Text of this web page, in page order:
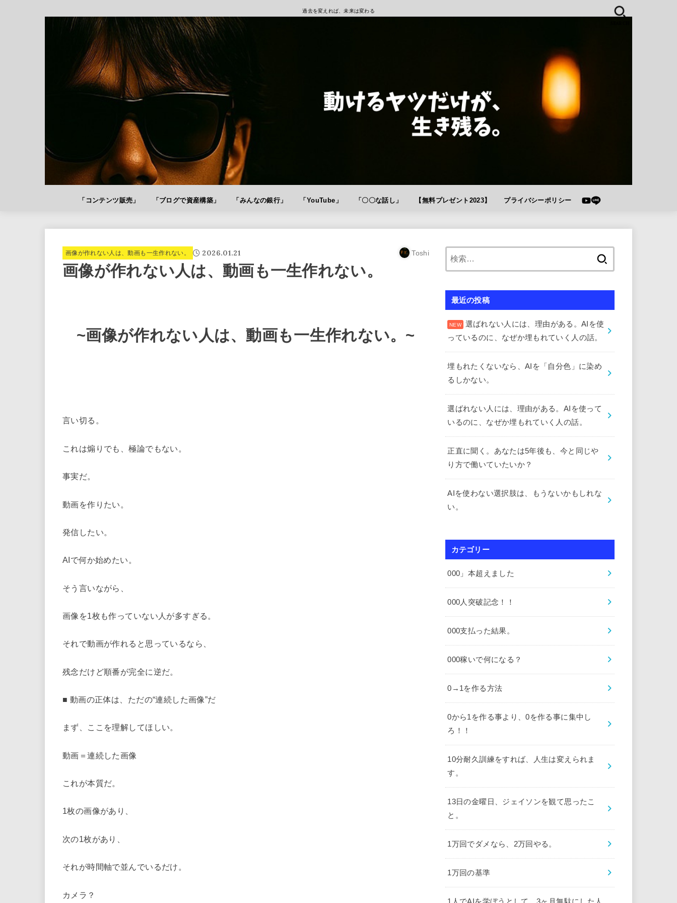
過去を変えれば、未来は変わる
「コンテンツ販売」 「ブログで資産構築」 「みんなの銀行」 「YouTube」 「〇〇な話し」 【無料プレゼント2023】 プライバシーポリシー
画像が作れない人は、動画も一生作れない。 2026.01.21 Toshi
画像が作れない人は、動画も一生作れない。
~画像が作れない人は、動画も一生作れない。~
言い切る。
これは煽りでも、極論でもない。
事実だ。
動画を作りたい。
発信したい。
AIで何か始めたい。
そう言いながら、
画像を1枚も作っていない人が多すぎる。
それで動画が作れると思っているなら、
残念だけど順番が完全に逆だ。
■ 動画の正体は、ただの“連続した画像”だ
まず、ここを理解してほしい。
動画＝連続した画像
これが本質だ。
1枚の画像があり、
次の1枚があり、
それが時間軸で並んでいるだけ。
カメラ？
最近の投稿
選ばれない人には、理由がある。AIを使
っているのに、なぜか埋もれていく人の話。
埋もれたくないなら、AIを「自分色」に染め
るしかない。
選ばれない人には、理由がある。AIを使って
いるのに、なぜか埋もれていく人の話。
正直に聞く。あなたは5年後も、今と同じや
り方で働いていたいか？
AIを使わない選択肢は、もうないかもしれな
い。
カテゴリー
000」本超えました
000人突破記念！！
000支払った結果。
000稼いで何になる？
0→1を作る方法
0から1を作る事より、0を作る事に集中し
ろ！！
10分耐久訓練をすれば、人生は変えられま
す。
13日の金曜日、ジェイソンを観て思ったこ
と。
1万回でダメなら、2万回やる。
1万回の基準